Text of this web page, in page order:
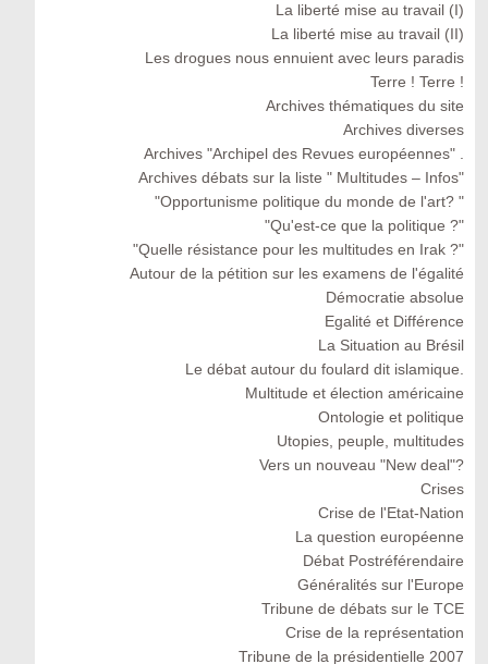
La liberté mise au travail (I)
La liberté mise au travail (II)
Les drogues nous ennuient avec leurs paradis
Terre ! Terre !
Archives thématiques du site
Archives diverses
Archives "Archipel des Revues européennes" .
Archives débats sur la liste " Multitudes – Infos"
"Opportunisme politique du monde de l'art? "
"Qu'est-ce que la politique ?"
"Quelle résistance pour les multitudes en Irak ?"
Autour de la pétition sur les examens de l'égalité
Démocratie absolue
Egalité et Différence
La Situation au Brésil
Le débat autour du foulard dit islamique.
Multitude et élection américaine
Ontologie et politique
Utopies, peuple, multitudes
Vers un nouveau "New deal"?
Crises
Crise de l'Etat-Nation
La question européenne
Débat Postréférendaire
Généralités sur l'Europe
Tribune de débats sur le TCE
Crise de la représentation
Tribune de la présidentielle 2007